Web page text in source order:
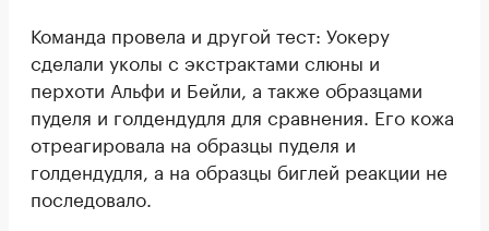
Команда провела и другой тест: Уокеру
сделали уколы с экстрактами слюны и
перхоти Альфи и Бейли, а также образцами
пуделя и голдендудля для сравнения. Его кожа
отреагировала на образцы пуделя и
голдендудля, а на образцы биглей реакции не
последовало.